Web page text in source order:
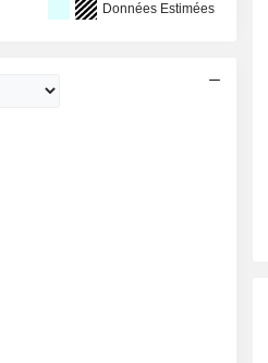
Données Estimées